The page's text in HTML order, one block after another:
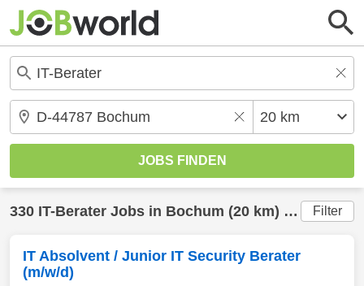
330 IT-Berater Jobs in Bochum (20 km) gefunden Filter
IT Absolvent / Junior IT Security Berater
(m/w/d)